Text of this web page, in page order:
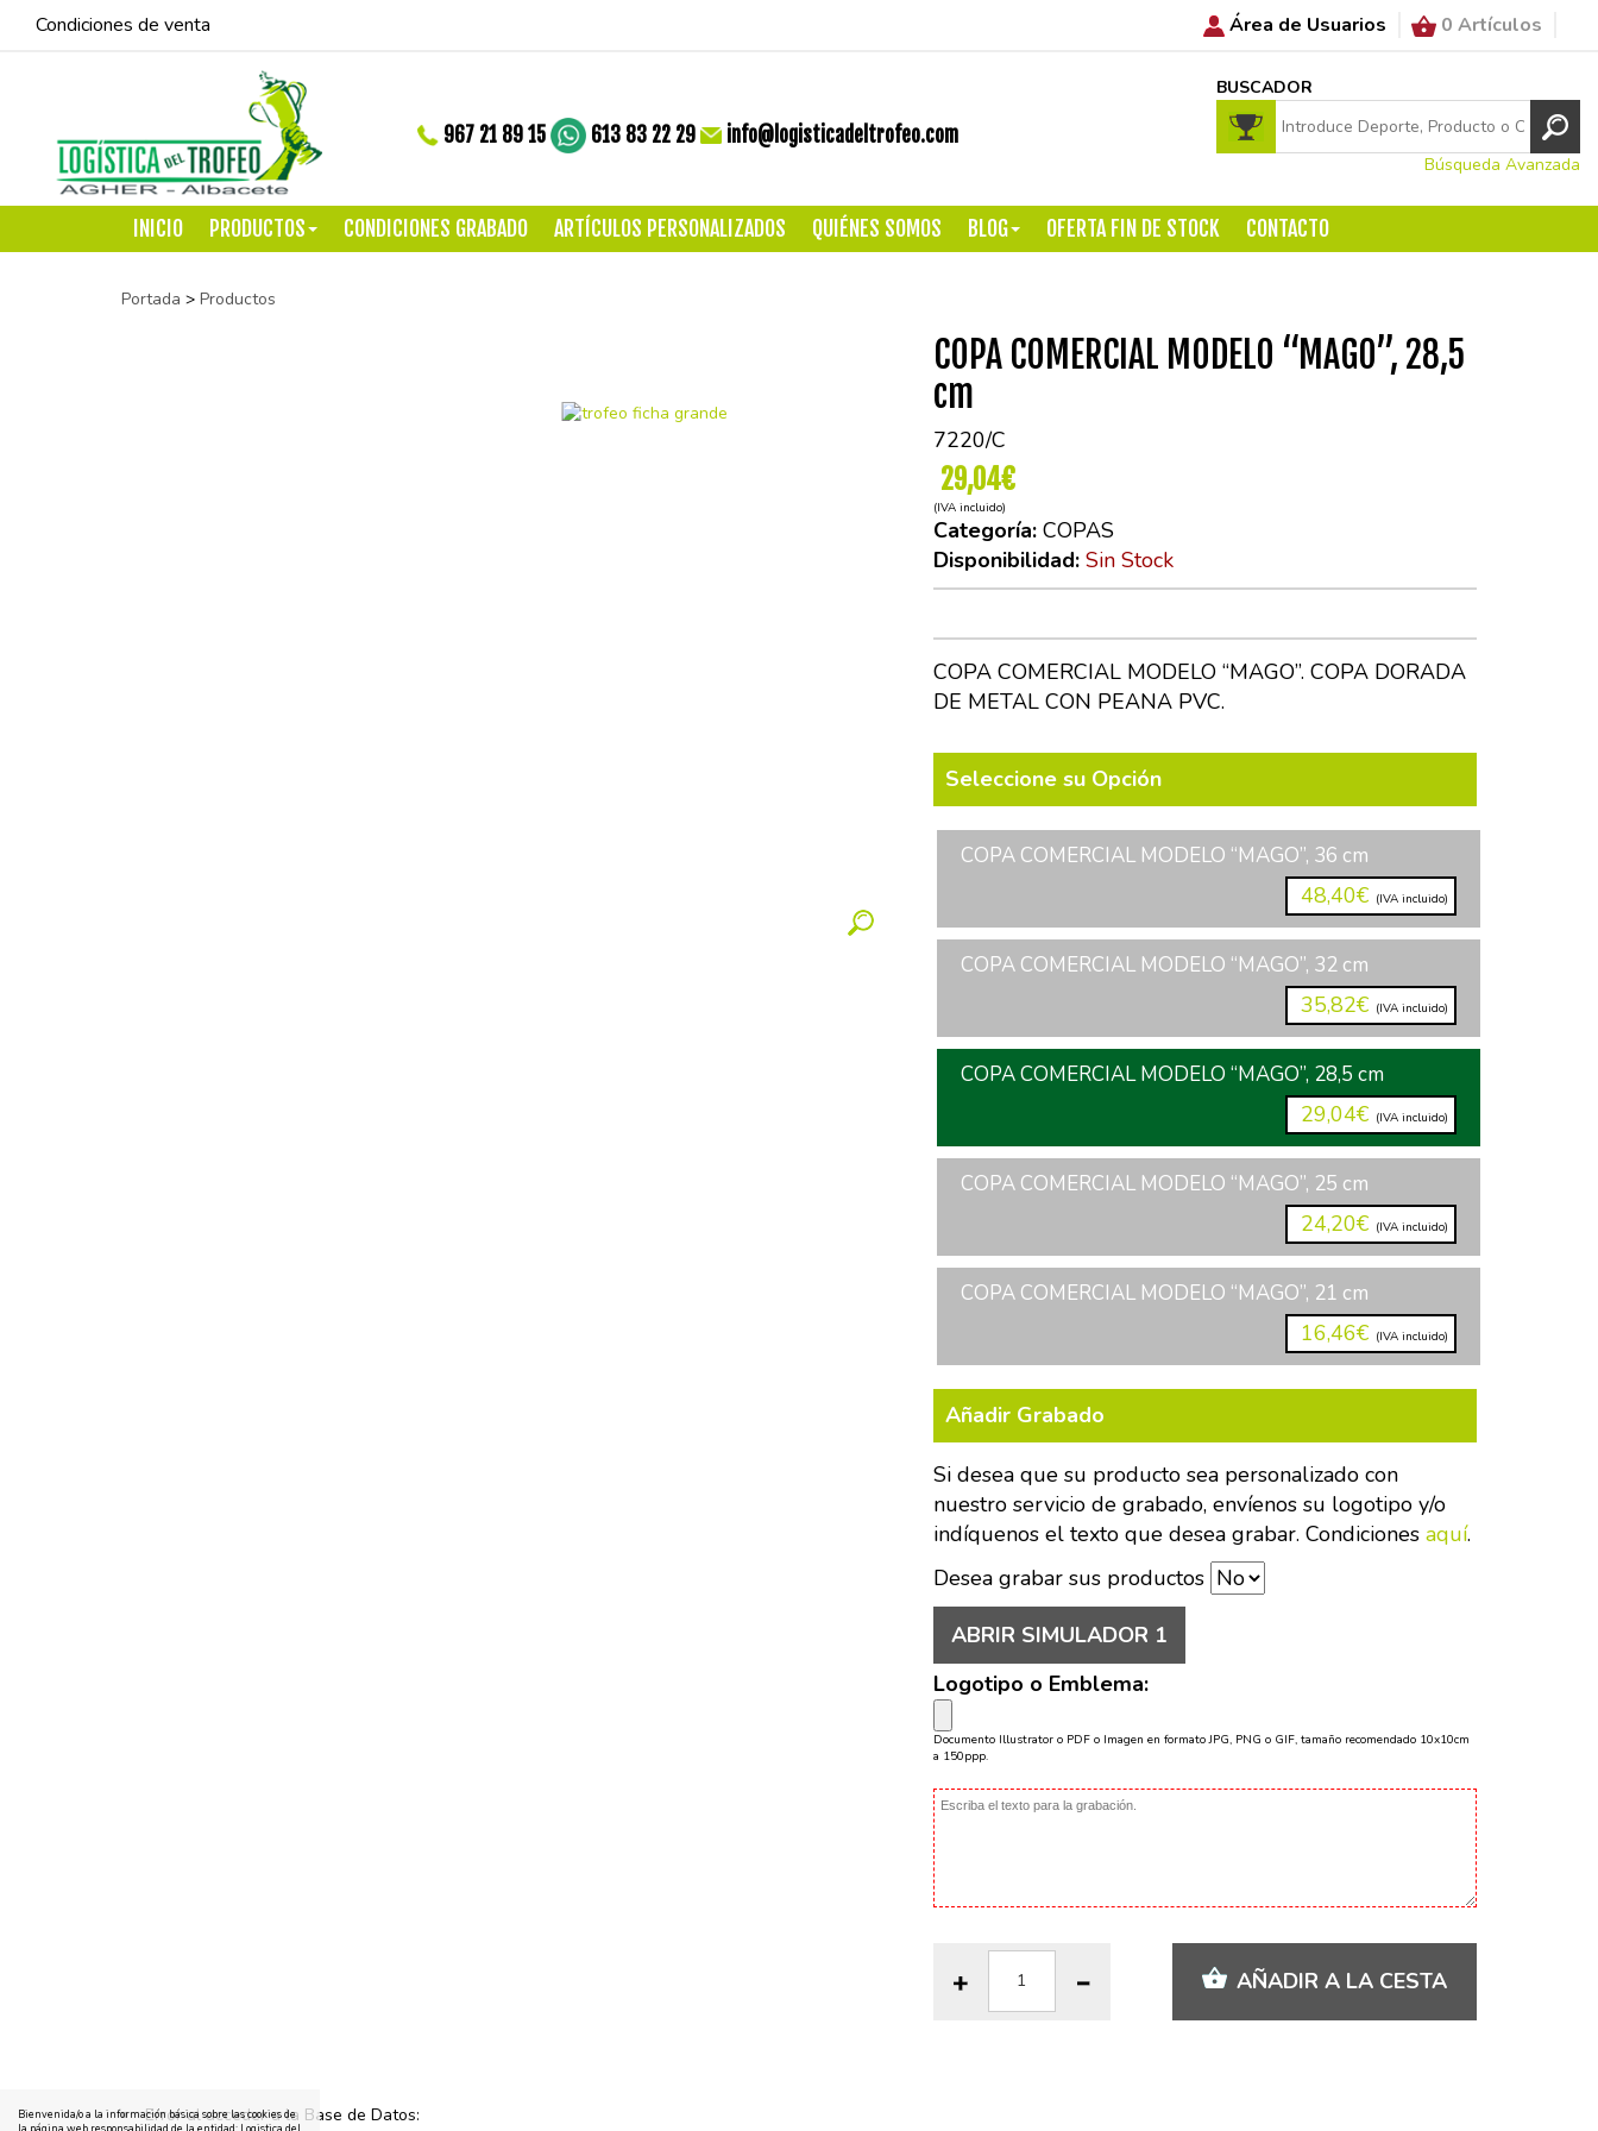
Condiciones de venta Área de Usuarios 0 Artículos
967 21 89 15 613 83 22 29 info@logisticadeltrofeo.com
BUSCADOR
Búsqueda Avanzada
INICIO PRODUCTOS CONDICIONES GRABADO ARTÍCULOS PERSONALIZADOS QUIÉNES SOMOS BLOG OFERTA FIN DE STOCK CONTACTO
Portada > Productos
COPA COMERCIAL MODELO “MAGO”, 28,5
cm
7220/C
29,04€
(IVA incluido)
Categoría: COPAS
Disponibilidad: Sin Stock
COPA COMERCIAL MODELO “MAGO”. COPA DORADA
DE METAL CON PEANA PVC.
Seleccione su Opción
COPA COMERCIAL MODELO “MAGO”, 36 cm
48,40€ (IVA incluido)
COPA COMERCIAL MODELO “MAGO”, 32 cm
35,82€ (IVA incluido)
COPA COMERCIAL MODELO “MAGO”, 28,5 cm
29,04€ (IVA incluido)
COPA COMERCIAL MODELO “MAGO”, 25 cm
24,20€ (IVA incluido)
COPA COMERCIAL MODELO “MAGO”, 21 cm
16,46€ (IVA incluido)
Añadir Grabado
Si desea que su producto sea personalizado con
nuestro servicio de grabado, envíenos su logotipo y/o
indíquenos el texto que desea grabar. Condiciones aquí.
Desea grabar sus productos
ABRIR SIMULADOR 1
Logotipo o Emblema:
Documento Illustrator o PDF o Imagen en formato JPG, PNG o GIF, tamaño recomendado 10x10cm
a 150ppp.
AÑADIR A LA CESTA
Error al acceder a la Base de Datos:
Bienvenida/o a la información básica sobre las cookies de